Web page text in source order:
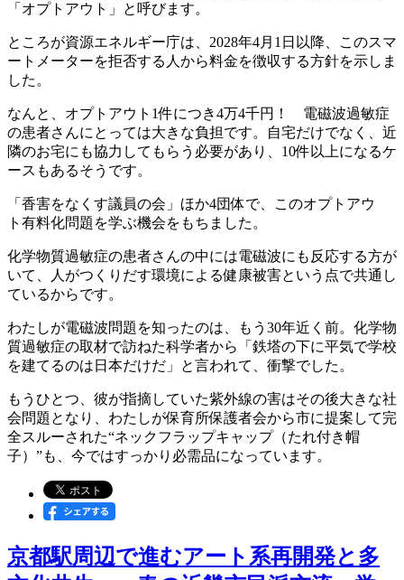
「オプトアウト」と呼びます。
ところが資源エネルギー庁は、2028年4月1日以降、このスマ
ートメーターを拒否する人から料金を徴収する方針を示しま
した。
なんと、オプトアウト1件につき4万4千円！ 電磁波過敏症
の患者さんにとっては大きな負担です。自宅だけでなく、近
隣のお宅にも協力してもらう必要があり、10件以上になるケ
ースもあるそうです。
「香害をなくす議員の会」ほか4団体で、このオプトアウ
ト有料化問題を学ぶ機会をもちました。
化学物質過敏症の患者さんの中には電磁波にも反応する方が
いて、人がつくりだす環境による健康被害という点で共通し
ているからです。
わたしが電磁波問題を知ったのは、もう30年近く前。化学物
質過敏症の取材で訪ねた科学者から「鉄塔の下に平気で学校
を建てるのは日本だけだ」と言われて、衝撃でした。
もうひとつ、彼が指摘していた紫外線の害はその後大きな社
会問題となり、わたしが保育所保護者会から市に提案して完
全スルーされた“ネックフラップキャップ（たれ付き帽
子）”も、今ではすっかり必需品になっています。
京都駅周辺で進むアート系再開発と多